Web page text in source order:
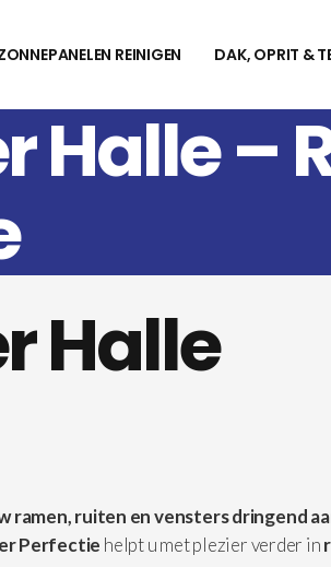
REINIGEN DAK, OPRIT &
Halle –
Halle
ramen, ruiten en vensters dringend
Perfectie helpt u met plezier verder in